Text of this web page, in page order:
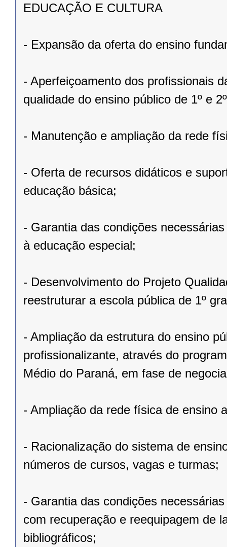
EDUCAÇÃO E CULTURA
- Expansão da oferta do ensino
- Aperfeiçoamento dos profissionais
qualidade do ensino público de 1º e
- Manutenção e ampliação da rede
- Oferta de recursos didáticos e
educação básica;
- Garantia das condições
à educação especial;
- Desenvolvimento do Projeto
reestruturar a escola pública de 1º
- Ampliação da estrutura do ensino
profissionalizante, através do
Médio do Paraná, em fase de
- Ampliação da rede física de ensino
- Racionalização do sistema de
números de cursos, vagas e turmas;
- Garantia das condições
com recuperação e reequipagem de
bibliográficos;